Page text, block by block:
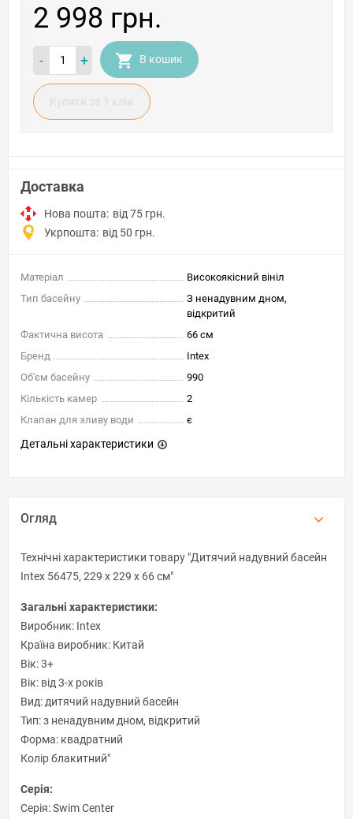
2 998 грн.
- + В кошик
Доставка
Нова пошта: від 75 грн.
Укрпошта: від 50 грн.
Матеріал
Високоякісний вініл
Тип басейну
З ненадувним дном,
відкритий
Фактична висота
66 см
Бренд
Intex
Об'єм басейну
990
Кількість камер
2
Клапан для зливу води
є
Детальні характеристики
Огляд
Технічні характеристики товару "Дитячий надувний басейн
Intex 56475, 229 х 229 х 66 см"
Загальні характеристики:
Виробник: Intex
Країна виробник: Китай
Вік: 3+
Вік: від 3-х років
Вид: дитячий надувний басейн
Тип: з ненадувним дном, відкритий
Форма: квадратний
Колір блакитний"
Серія:
Серія: Swim Center